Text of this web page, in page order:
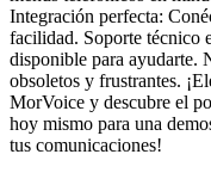
Integración perfecta:
facilidad. Soporte técnico
disponible para ayudarte.
obsoletos y frustrantes.
MorVoice y descubre el
hoy mismo para una
tus comunicaciones!